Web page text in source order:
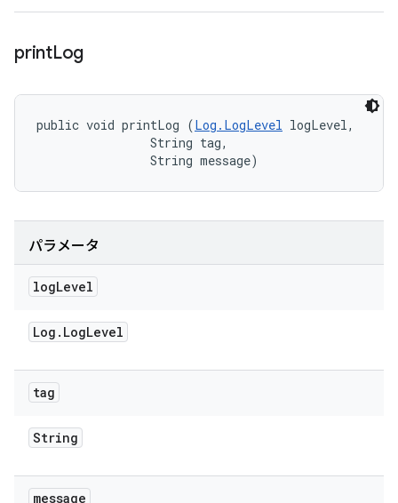
printLog
public void printLog (Log.LogLevel logLevel,
                String tag,
                String message)
パラメータ
logLevel
Log . LogLevel
tag
String
message